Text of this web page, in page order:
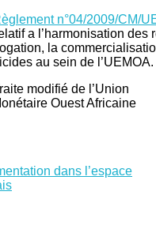
n°04/2009/CM/
a l’harmonisation des
la
au sein de l’UEMOA.
modifié de l’Union
Ouest Africaine
dans l’espace